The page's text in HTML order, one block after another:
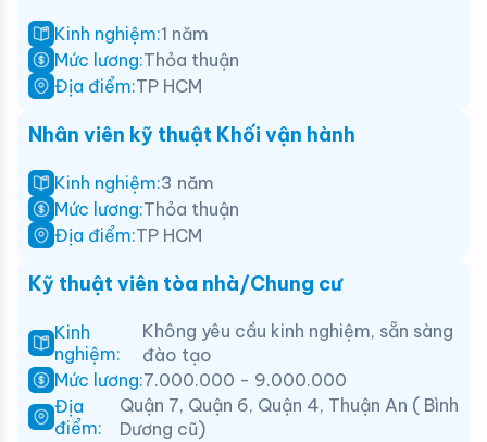
Kinh nghiệm:1 năm
Mức lương:Thỏa thuận
Địa điểm:TP HCM
Nhân viên kỹ thuật Khối vận hành
Kinh nghiệm:3 năm
Mức lương:Thỏa thuận
Địa điểm:TP HCM
Kỹ thuật viên tòa nhà/Chung cư
Kinh
nghiệm:
Không yêu cầu kinh nghiệm, sẵn sàng
đào tạo
Mức lương:7.000.000 - 9.000.000
Địa
điểm:
Quận 7, Quận 6, Quận 4, Thuận An ( Bình
Dương cũ)